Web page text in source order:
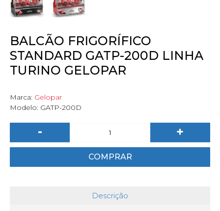
BALCÃO FRIGORÍFICO
STANDARD GATP-200D LINHA
TURINO GELOPAR
Marca: Gelopar
Modelo: GATP-200D
- +
COMPRAR
Descrição